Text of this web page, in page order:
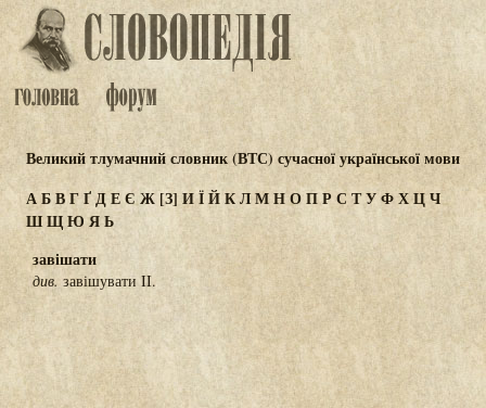
Великий тлумачний словник (ВТС) сучасної української мови
АБВГҐДЕЄ Ж[З] ИЇЙКЛМНОПР СТУФХЦЧ
ШЩЮЯЬ
завішати
див. завішувати II.